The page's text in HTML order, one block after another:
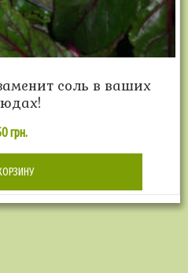
соль в ваших
грн.